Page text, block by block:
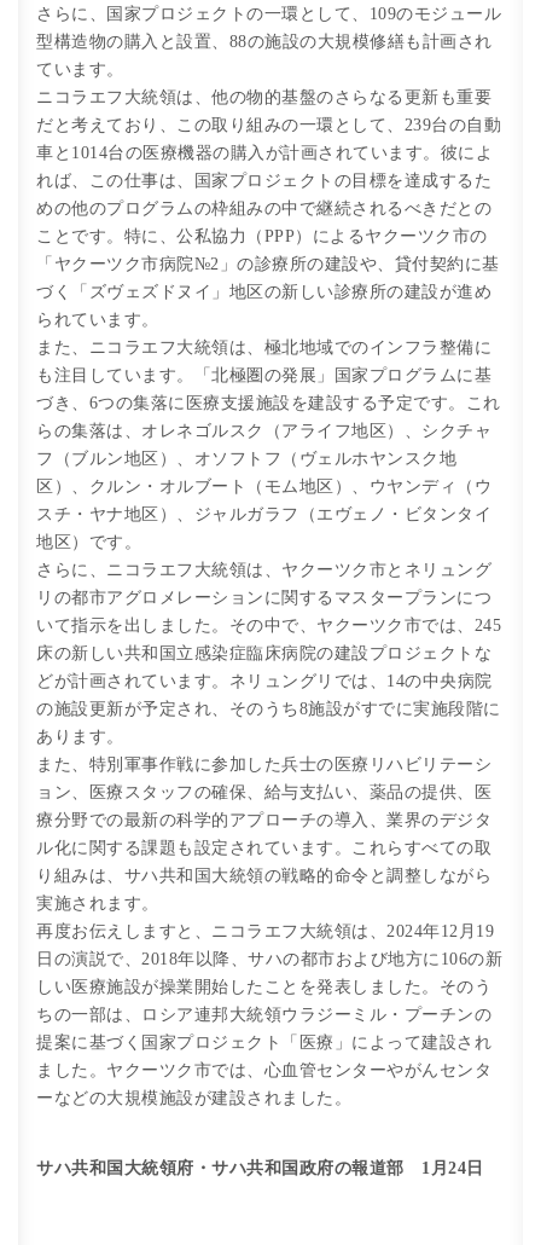
さらに、国家プロジェクトの一環として、109のモジュール
型構造物の購入と設置、88の施設の大規模修繕も計画され
ています。
ニコラエフ大統領は、他の物的基盤のさらなる更新も重要
だと考えており、この取り組みの一環として、239台の自動
車と1014台の医療機器の購入が計画されています。彼によ
れば、この仕事は、国家プロジェクトの目標を達成するた
めの他のプログラムの枠組みの中で継続されるべきだとの
ことです。特に、公私協力（PPP）によるヤクーツク市の
「ヤクーツク市病院№2」の診療所の建設や、貸付契約に基
づく「ズヴェズドヌイ」地区の新しい診療所の建設が進め
られています。
また、ニコラエフ大統領は、極北地域でのインフラ整備に
も注目しています。「北極圏の発展」国家プログラムに基
づき、6つの集落に医療支援施設を建設する予定です。これ
らの集落は、オレネゴルスク（アライフ地区）、シクチャ
フ（ブルン地区）、オソフトフ（ヴェルホヤンスク地
区）、クルン・オルブート（モム地区）、ウヤンディ（ウ
スチ・ヤナ地区）、ジャルガラフ（エヴェノ・ビタンタイ
地区）です。
さらに、ニコラエフ大統領は、ヤクーツク市とネリュング
リの都市アグロメレーションに関するマスタープランにつ
いて指示を出しました。その中で、ヤクーツク市では、245
床の新しい共和国立感染症臨床病院の建設プロジェクトな
どが計画されています。ネリュングリでは、14の中央病院
の施設更新が予定され、そのうち8施設がすでに実施段階に
あります。
また、特別軍事作戦に参加した兵士の医療リハビリテーシ
ョン、医療スタッフの確保、給与支払い、薬品の提供、医
療分野での最新の科学的アプローチの導入、業界のデジタ
ル化に関する課題も設定されています。これらすべての取
り組みは、サハ共和国大統領の戦略的命令と調整しながら
実施されます。
再度お伝えしますと、ニコラエフ大統領は、2024年12月19
日の演説で、2018年以降、サハの都市および地方に106の新
しい医療施設が操業開始したことを発表しました。そのう
ちの一部は、ロシア連邦大統領ウラジーミル・プーチンの
提案に基づく国家プロジェクト「医療」によって建設され
ました。ヤクーツク市では、心血管センターやがんセンタ
ーなどの大規模施設が建設されました。
サハ共和国大統領府・サハ共和国政府の報道部 1月24日